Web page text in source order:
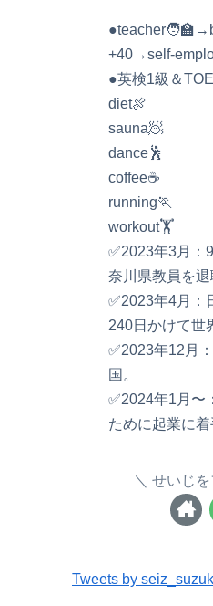
+40→self-
●英検1級＆
diet🍖
sauna🧖
dance🕺
coffee☕️
running🏃
workout🏋️
✅2023年3月：
奈川県教員を退
✅2023年4月：
240日かけて世
✅2023年12月
国。
✅2024年1月〜
ために起業に着
せいじ
Tweets by